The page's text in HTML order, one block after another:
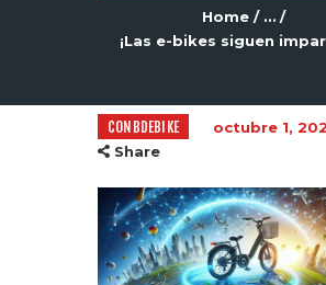
Home
...
¡Las e-bikes siguen
CONBDEBIKE
octubre 1,
Share